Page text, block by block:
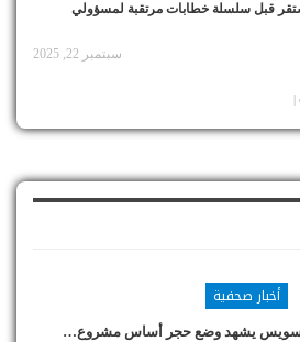
قبل سلسلة خطابات مرتقبة لمسؤولي
سبتمبر 22, 2025
أخبار صحفية
السويس يشهد وضع حجر أساس مشروع…